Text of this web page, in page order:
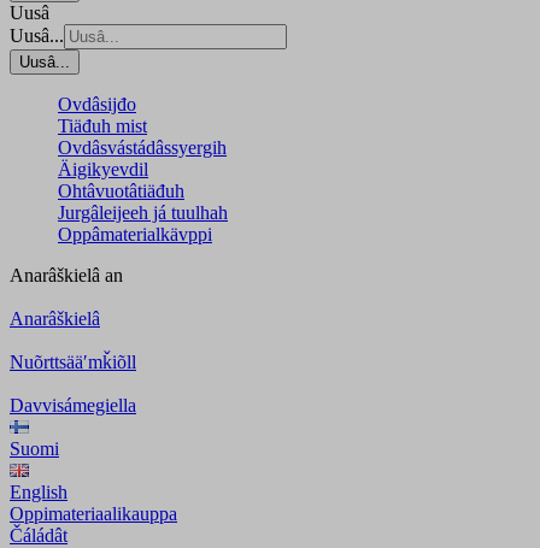
Uusâ
Uusâ...
Uusâ...
Ovdâsijđo
Tiäđuh mist
Ovdâsvástádâssyergih
Äigikyevdil
Ohtâvuotâtiäđuh
Jurgâleijeeh já tuulhah
Oppâmaterialkävppi
Anarâškielâ an
Anarâškielâ
Nuõrttsääʹmǩiõll
Davvisámegiella
Suomi
English
Oppimateriaalikauppa
Čáládât